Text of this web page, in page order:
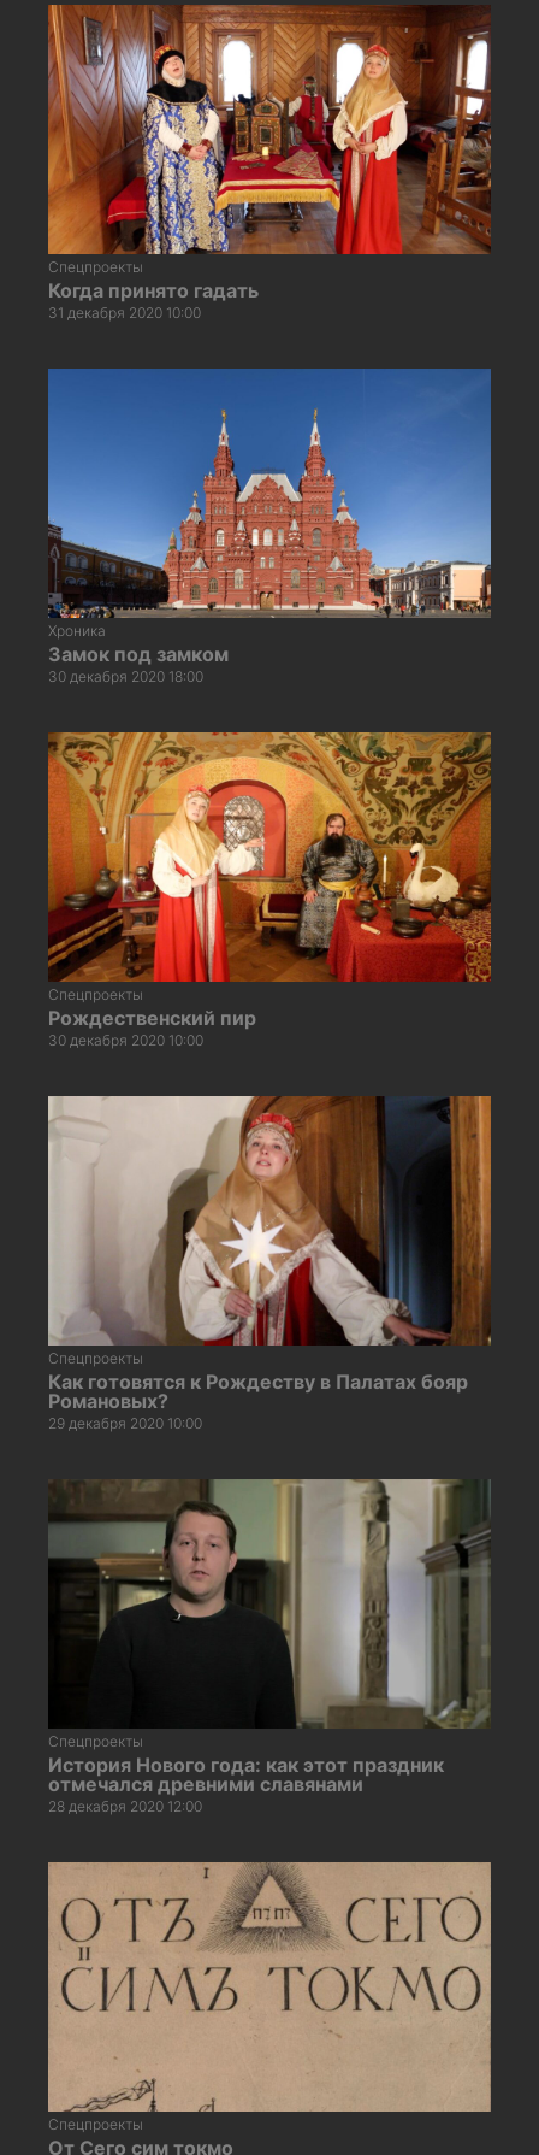
Спецпроекты
Когда принято гадать
31 декабря 2020 10:00
Хроника
Замок под замком
30 декабря 2020 18:00
Спецпроекты
Рождественский пир
30 декабря 2020 10:00
Спецпроекты
Как готовятся к Рождеству в Палатах бояр
Романовых?
29 декабря 2020 10:00
Спецпроекты
История Нового года: как этот праздник
отмечался древними славянами
28 декабря 2020 12:00
Спецпроекты
От Сего сим токмо